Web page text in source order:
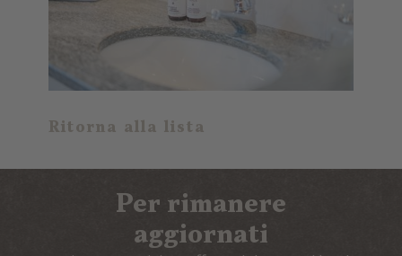
Ritorna alla lista
Per rimanere
aggiornati